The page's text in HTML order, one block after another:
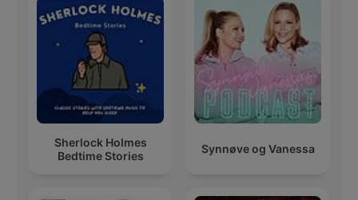
Sherlock Holmes
Bedtime Stories
Synnøve og Vanessa